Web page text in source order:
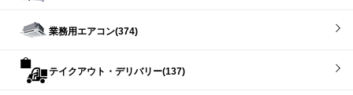
業務用エアコン(374)
テイクアウト・デリバリー(137)